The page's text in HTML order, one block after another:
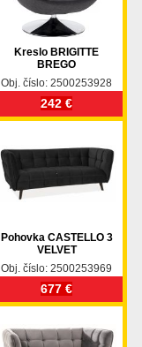
Kreslo BRIGITTE
BREGO
Obj. číslo: 2500253928
242 €
Pohovka CASTELLO 3
VELVET
Obj. číslo: 2500253969
677 €